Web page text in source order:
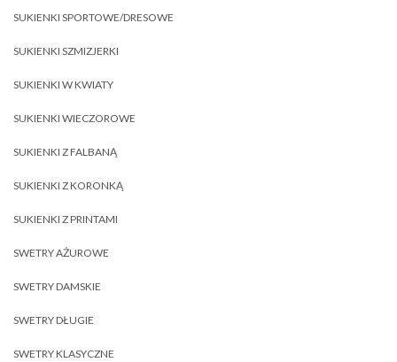
SUKIENKI SPORTOWE/DRESOWE
SUKIENKI SZMIZJERKI
SUKIENKI W KWIATY
SUKIENKI WIECZOROWE
SUKIENKI Z FALBANĄ
SUKIENKI Z KORONKĄ
SUKIENKI Z PRINTAMI
SWETRY AŻUROWE
SWETRY DAMSKIE
SWETRY DŁUGIE
SWETRY KLASYCZNE